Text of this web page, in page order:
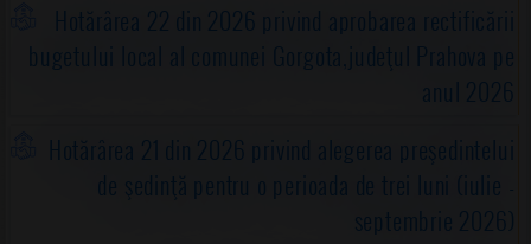
Hotărârea 22 din 2026 privind aprobarea rectificării
bugetului local al comunei Gorgota,judeţul Prahova pe
anul 2026
Hotărârea 21 din 2026 privind alegerea preşedintelui
de şedinţă pentru o perioada de trei luni (iulie -
septembrie 2026)